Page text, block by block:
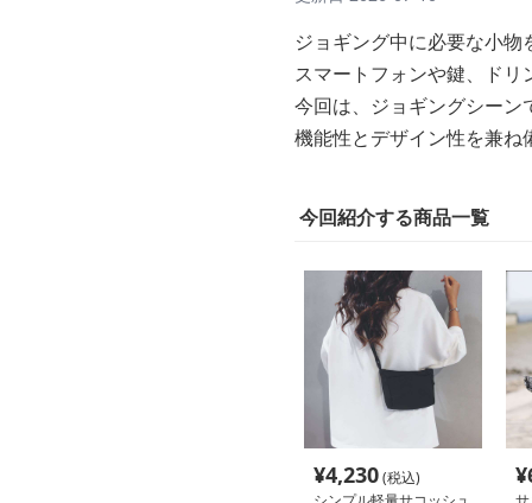
ジョギング中に必要な小
スマートフォンや鍵、ド
今回は、ジョギングシー
機能性とデザイン性を兼
今回紹介する商品一覧
¥4,230(税込)
¥